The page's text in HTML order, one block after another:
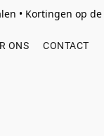
• Kortingen op
ONS CONTACT